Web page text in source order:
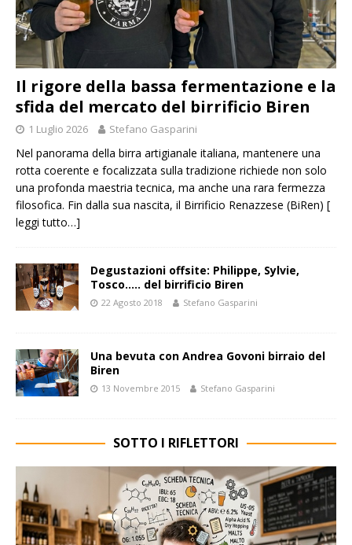
Il rigore della bassa fermentazione e la
sfida del mercato del birrificio Biren
1 Luglio 2026 Stefano Gasparini
Nel panorama della birra artigianale italiana, mantenere una
rotta coerente e focalizzata sulla tradizione richiede non solo
una profonda maestria tecnica, ma anche una rara fermezza
filosofica. Fin dalla sua nascita, il Birrificio Renazzese (BiRen) [
leggi tutto…]
Degustazioni offsite: Philippe, Sylvie,
Tosco….. del birrificio Biren
22 Agosto 2018 Stefano Gasparini
Una bevuta con Andrea Govoni birraio del
Biren
13 Novembre 2015 Stefano Gasparini
SOTTO I RIFLETTORI